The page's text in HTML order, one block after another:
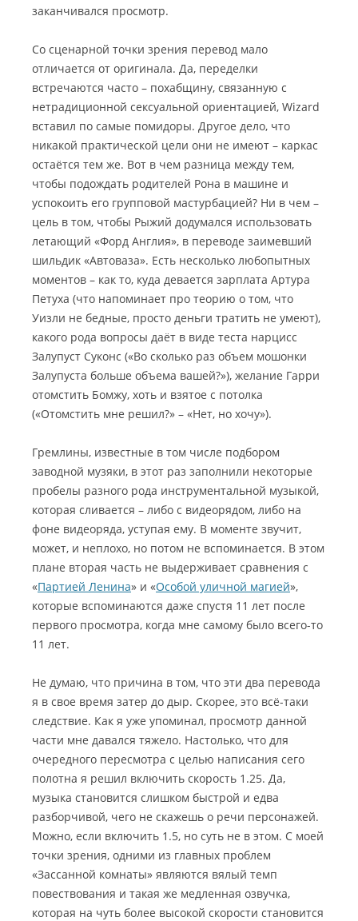
заканчивался просмотр.
Со сценарной точки зрения перевод мало
отличается от оригинала. Да, переделки
встречаются часто – похабщину, связанную с
нетрадиционной сексуальной ориентацией, Wizard
вставил по самые помидоры. Другое дело, что
никакой практической цели они не имеют – каркас
остаётся тем же. Вот в чем разница между тем,
чтобы подождать родителей Рона в машине и
успокоить его групповой мастурбацией? Ни в чем –
цель в том, чтобы Рыжий додумался использовать
летающий «Форд Англия», в переводе заимевший
шильдик «Автоваза». Есть несколько любопытных
моментов – как то, куда девается зарплата Артура
Петуха (что напоминает про теорию о том, что
Уизли не бедные, просто деньги тратить не умеют),
какого рода вопросы даёт в виде теста нарцисс
Залупуст Суконс («Во сколько раз объем мошонки
Залупуста больше объема вашей?»), желание Гарри
отомстить Бомжу, хоть и взятое с потолка
(«Отомстить мне решил?» – «Нет, но хочу»).
Гремлины, известные в том числе подбором
заводной музяки, в этот раз заполнили некоторые
пробелы разного рода инструментальной музыкой,
которая сливается – либо с видеорядом, либо на
фоне видеоряда, уступая ему. В моменте звучит,
может, и неплохо, но потом не вспоминается. В этом
плане вторая часть не выдерживает сравнения с
«Партией Ленина» и «Особой уличной магией»,
которые вспоминаются даже спустя 11 лет после
первого просмотра, когда мне самому было всего-то
11 лет.
Не думаю, что причина в том, что эти два перевода
я в свое время затер до дыр. Скорее, это всё-таки
следствие. Как я уже упоминал, просмотр данной
части мне давался тяжело. Настолько, что для
очередного пересмотра с целью написания сего
полотна я решил включить скорость 1.25. Да,
музыка становится слишком быстрой и едва
разборчивой, чего не скажешь о речи персонажей.
Можно, если включить 1.5, но суть не в этом. С моей
точки зрения, одними из главных проблем
«Зассанной комнаты» являются вялый темп
повествования и такая же медленная озвучка,
которая на чуть более высокой скорости становится